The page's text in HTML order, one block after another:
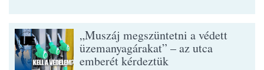
„Muszáj megszüntetni a védett
üzemanyagárakat” – az utca
emberét kérdeztük